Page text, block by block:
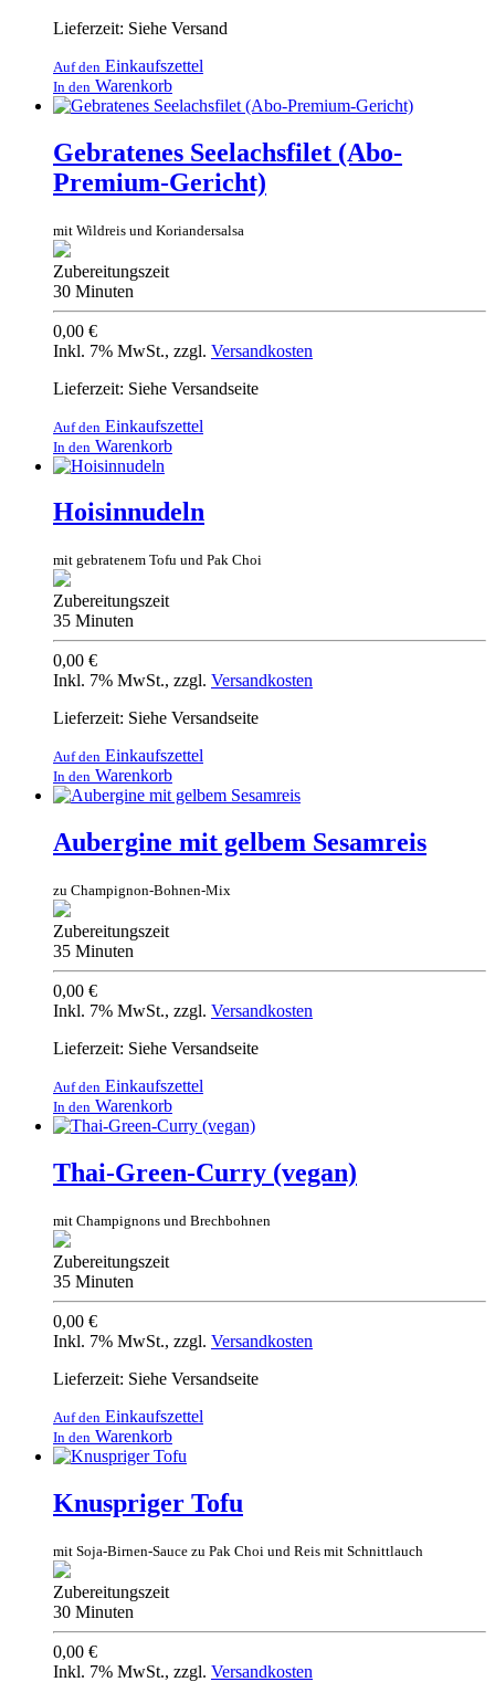
Lieferzeit: Siehe Versand
Auf den Einkaufszettel
In den Warenkorb
Gebratenes Seelachsfilet (Abo-
Premium-Gericht)
mit Wildreis und Koriandersalsa
Zubereitungszeit
30 Minuten
0,00 €
Inkl. 7% MwSt., zzgl. Versandkosten
Lieferzeit: Siehe Versandseite
Auf den Einkaufszettel
In den Warenkorb
Hoisinnudeln
mit gebratenem Tofu und Pak Choi
Zubereitungszeit
35 Minuten
0,00 €
Inkl. 7% MwSt., zzgl. Versandkosten
Lieferzeit: Siehe Versandseite
Auf den Einkaufszettel
In den Warenkorb
Aubergine mit gelbem Sesamreis
zu Champignon-Bohnen-Mix
Zubereitungszeit
35 Minuten
0,00 €
Inkl. 7% MwSt., zzgl. Versandkosten
Lieferzeit: Siehe Versandseite
Auf den Einkaufszettel
In den Warenkorb
Thai-Green-Curry (vegan)
mit Champignons und Brechbohnen
Zubereitungszeit
35 Minuten
0,00 €
Inkl. 7% MwSt., zzgl. Versandkosten
Lieferzeit: Siehe Versandseite
Auf den Einkaufszettel
In den Warenkorb
Knuspriger Tofu
mit Soja-Birnen-Sauce zu Pak Choi und Reis mit Schnittlauch
Zubereitungszeit
30 Minuten
0,00 €
Inkl. 7% MwSt., zzgl. Versandkosten